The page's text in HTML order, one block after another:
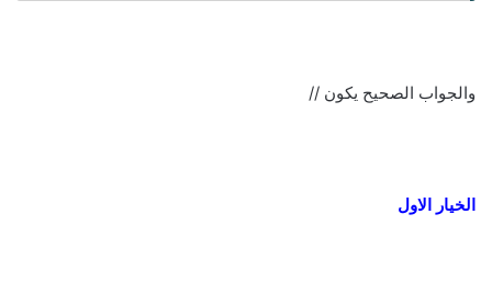
والجواب الصحيح يكون //
الخيار الاول